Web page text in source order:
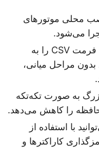
محلی موتورهای
می‌شود.
- API فرمت CSV را به
مراحل میانی،
به صورت تکه‌تکه
را کاهش می‌دهد.
با استفاده از
کاراکترها و